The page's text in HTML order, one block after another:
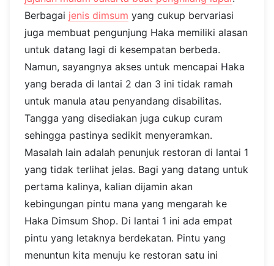
Berbagai jenis dimsum yang cukup bervariasi
juga membuat pengunjung Haka memiliki alasan
untuk datang lagi di kesempatan berbeda.
Namun, sayangnya akses untuk mencapai Haka
yang berada di lantai 2 dan 3 ini tidak ramah
untuk manula atau penyandang disabilitas.
Tangga yang disediakan juga cukup curam
sehingga pastinya sedikit menyeramkan.
Masalah lain adalah penunjuk restoran di lantai 1
yang tidak terlihat jelas. Bagi yang datang untuk
pertama kalinya, kalian dijamin akan
kebingungan pintu mana yang mengarah ke
Haka Dimsum Shop. Di lantai 1 ini ada empat
pintu yang letaknya berdekatan. Pintu yang
menuntun kita menuju ke restoran satu ini